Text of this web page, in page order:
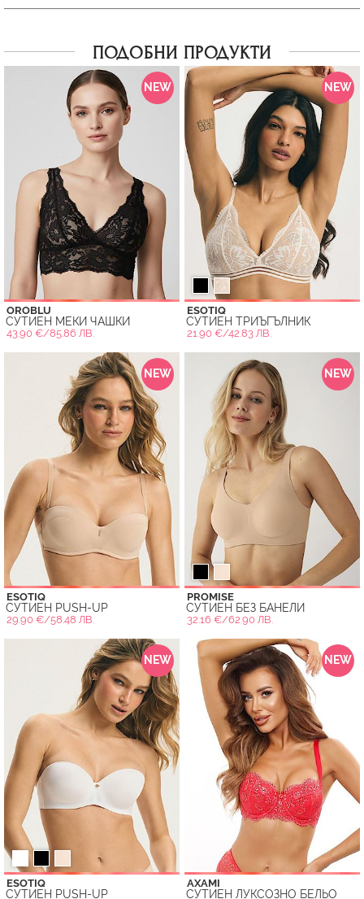
ПОДОБНИ ПРОДУКТИ
NEW
OROBLU
СУТИЕН МЕКИ ЧАШКИ
43.90 €/85.86 ЛВ.
NEW
ESOTIQ
СУТИЕН ТРИЪГЪЛНИК
21.90 €/42.83 ЛВ.
NEW
ESOTIQ
СУТИЕН PUSH-UP
29.90 €/58.48 ЛВ.
NEW
PROMISE
СУТИЕН БЕЗ БАНЕЛИ
32.16 €/62.90 ЛВ.
NEW
ESOTIQ
СУТИЕН PUSH-UP
NEW
AXAMI
СУТИЕН ЛУКСОЗНО БЕЛЬО